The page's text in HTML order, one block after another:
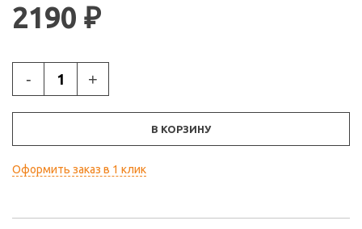
2190 ₽
- +
В КОРЗИНУ
Оформить заказ в 1 клик